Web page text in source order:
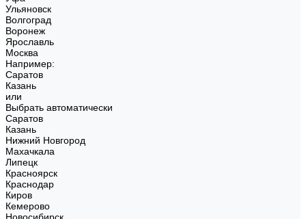
Ульяновск
Волгоград
Воронеж
Ярославль
Москва
Например:
Саратов
Казань
или
Выбрать автоматически
Саратов
Казань
Нижний Новгород
Махачкала
Липецк
Красноярск
Краснодар
Киров
Кемерово